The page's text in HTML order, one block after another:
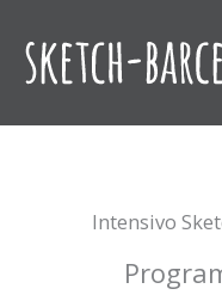
contenido
Intensivo